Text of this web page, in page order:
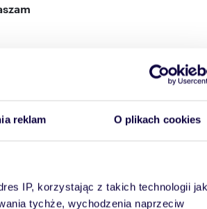
reklam O plikach cookies
IP, korzystając z takich technologii jak
tychże, wychodzenia naprzeciw
A4.STANDARD:wysokość 12mposadzka